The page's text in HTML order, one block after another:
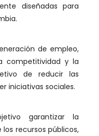
diseñadas para
de empleo,
competitividad y la
de reducir las
iniciativas sociales.
garantizar la
recursos públicos,